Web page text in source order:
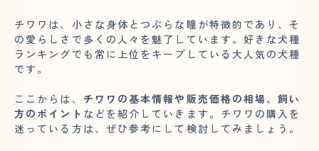
チワワは、小さな身体とつぶらな瞳が特徴的であり、そ
の愛らしさで多くの人々を魅了しています。好きな犬種
ランキングでも常に上位をキープしている大人気の犬種
です。
ここからは、 チワワの基本情報や販売価格の相場、飼い
方のポイント などを紹介していきます。チワワの購入を
迷っている方は、ぜひ参考にして検討してみましょう。